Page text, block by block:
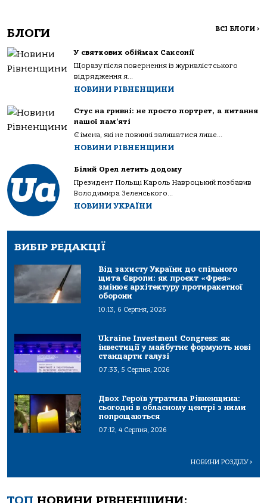
БЛОГИ ВСІ БЛОГИ >
У святкових обіймах Саксонії
Щоразу після повернення із журналістського
відрядження я...
НОВИНИ РІВНЕНЩИНИ
Стус на гривні: не просто портрет, а питання
нашої пам’яті
Є імена, які не повинні залишатися лише...
НОВИНИ РІВНЕНЩИНИ
Білий Орел летить додому
Президент Польщі Кароль Навроцький позбавив
Володимира Зеленського...
НОВИНИ УКРАЇНИ
ВИБІР РЕДАКЦІЇ
Від захисту України до спільного
щита Європи: як проєкт «Фрея»
змінює архітектуру протиракетної
оборони
10:13, 6 Серпня, 2026
Ukraine Investment Congress: як
інвестиції у майбутнє формують нові
стандарти галузі
07:33, 5 Серпня, 2026
Двох Героїв утратила Рівненщина:
сьогодні в обласному центрі з ними
попрощаються
07:12, 4 Серпня, 2026
НОВИНИ РОЗДІЛУ>